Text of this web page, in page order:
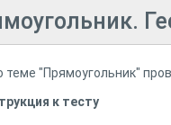
теме "Прямоугольник"
к тесту